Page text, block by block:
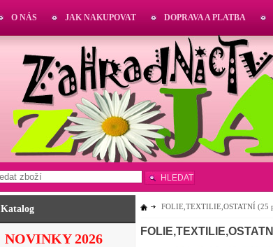
Katalog
NOVINKY 2026
FOLIE,TEXTILIE,OSTATNÍ (25
FOLIE,TEXTILIE,OSTATNÍ
O NÁS JAK NAKUPOVAT DOPRAVA A PLATBA
HLEDAT